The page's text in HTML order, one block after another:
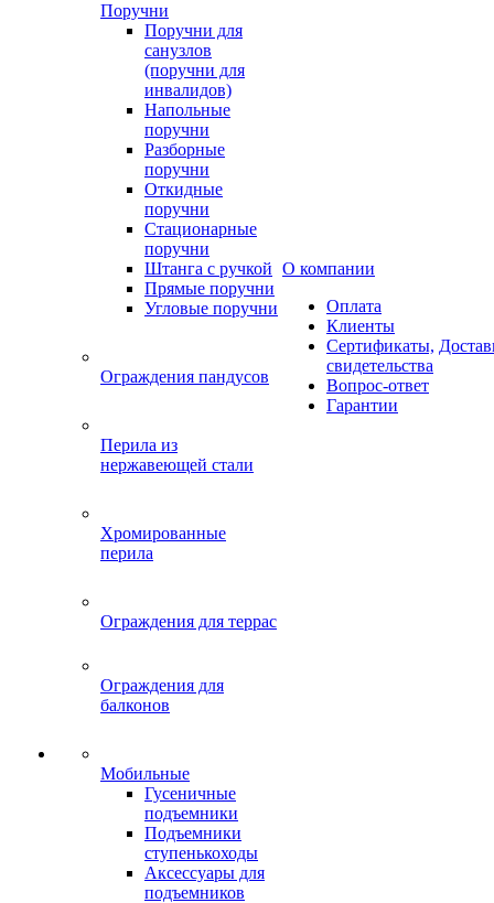
Поручни
Поручни для
санузлов
(поручни для
инвалидов)
Напольные
поручни
Разборные
поручни
Откидные
поручни
Стационарные
поручни
Штанга с ручкой
Прямые поручни
Угловые поручни
Ограждения пандусов
Перила из
нержавеющей стали
Хромированные
перила
Ограждения для террас
Ограждения для
балконов
Мобильные
Гусеничные
подъемники
Подъемники
ступенькоходы
Аксессуары для
подъемников
О компании
Оплата
Клиенты
Сертификаты,
свидетельства
Вопрос-ответ
Гарантии